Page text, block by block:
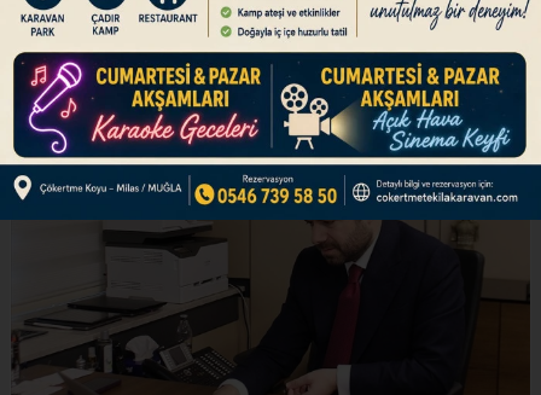
Ustun says no final decision reached
ABONE OL